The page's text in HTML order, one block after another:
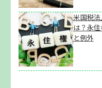
米国税
は？永
と例外